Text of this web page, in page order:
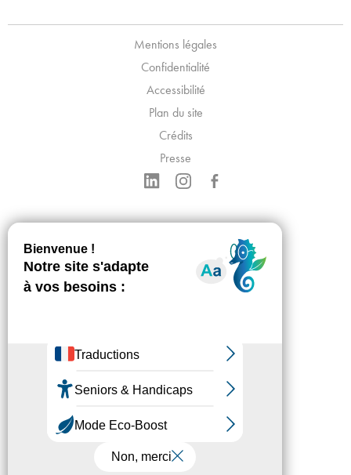
Mentions légales
Confidentialité
Accessibilité
Plan du site
Crédits
Presse